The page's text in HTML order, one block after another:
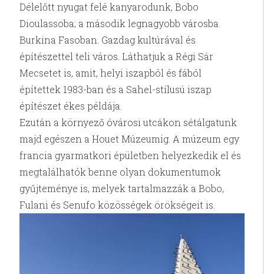
Délelőtt nyugat felé kanyarodunk, Bobo
Dioulassoba; a második legnagyobb városba
Burkina Fasoban. Gazdag kultúrával és
építészettel teli város. Láthatjuk a Régi Sár
Mecsetet is, amit, helyi iszapból és fából
építettek 1983-ban és a Sahel-stílusú iszap
építészet ékes példája.
Ezután a környező óvárosi utcákon sétálgatunk
majd egészen a Houet Múzeumig. A múzeum egy
francia gyarmatkori épületben helyezkedik el és
megtalálhatók benne olyan dokumentumok
gyűjteménye is, melyek tartalmazzák a Bobo,
Fulani és Senufo közösségek örökségeit is.